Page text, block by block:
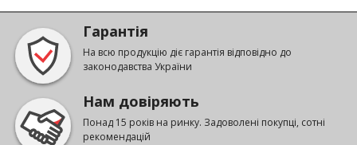
Гарантія
На всю продукцію діє гарантія відповідно до
законодавства України
Нам довіряють
Понад 15 років на ринку. Задоволені покупці, сотні
рекомендацій